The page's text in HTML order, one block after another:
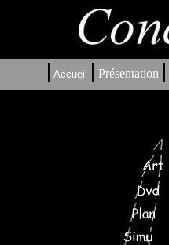
| Accueil | Présentation |